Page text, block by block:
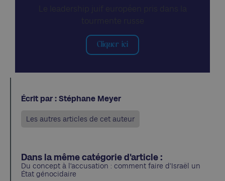
Cliquer ici
Écrit par : Stéphane Meyer
Les autres articles de cet auteur
Dans la même catégorie d'article :
Du concept à l’accusation : comment faire d’Israël un
État génocidaire